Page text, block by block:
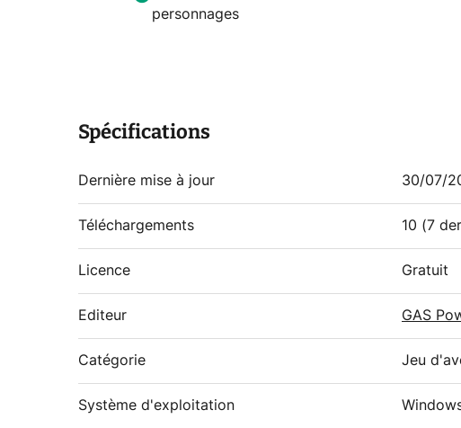
personnages
Spécifications
Dernière mise à jour 30/07/
Téléchargements 10 (7
Licence Gratuit
Editeur GAS
Catégorie Jeu
Système d'exploitation